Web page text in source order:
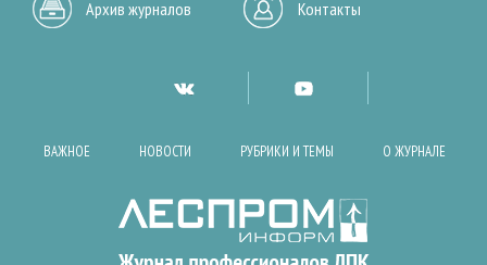
Архив журналов Контакты
ВАЖНОЕ НОВОСТИ РУБРИКИ И ТЕМЫ О ЖУРНАЛЕ